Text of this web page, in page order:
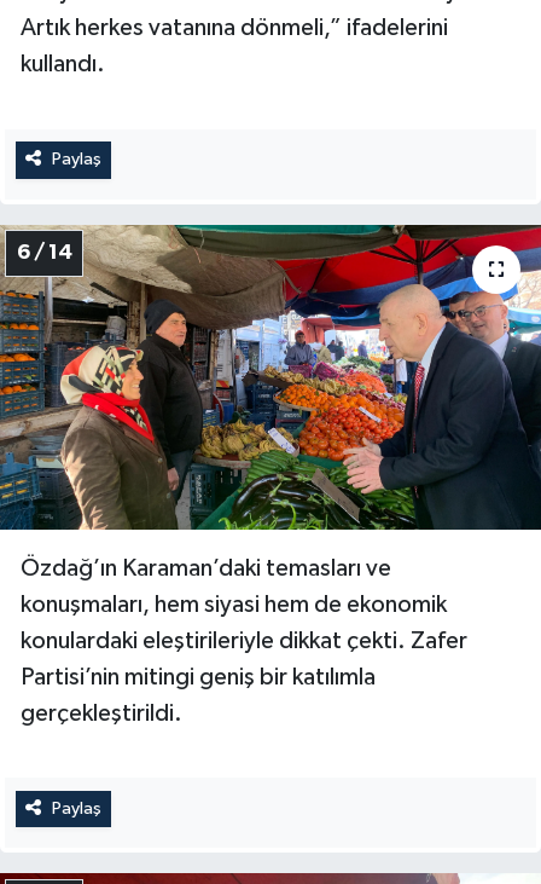
Artık herkes vatanına dönmeli,” ifadelerini
kullandı.
Paylaş
6 / 14
Özdağ’ın Karaman’daki temasları ve
konuşmaları, hem siyasi hem de ekonomik
konulardaki eleştirileriyle dikkat çekti. Zafer
Partisi’nin mitingi geniş bir katılımla
gerçekleştirildi.
Paylaş